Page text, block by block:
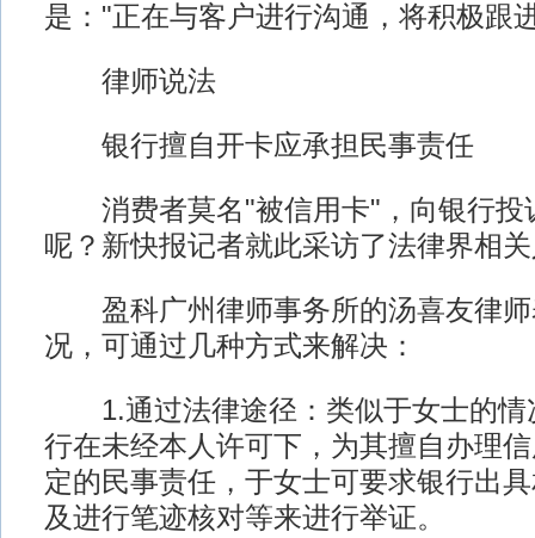
是："正在与客户进行沟通，将积极跟
律师说法
银行擅自开卡应承担民事责任
消费者莫名"被信用卡"，向银行投
呢？新快报记者就此采访了法律界相
盈科广州律师事务所的汤喜友律师
况，可通过几种方式来解决：
1.通过法律途径：类似于女士的情
行在未经本人许可下，为其擅自办理
定的民事责任，于女士可要求银行出
及进行笔迹核对等来进行举证。